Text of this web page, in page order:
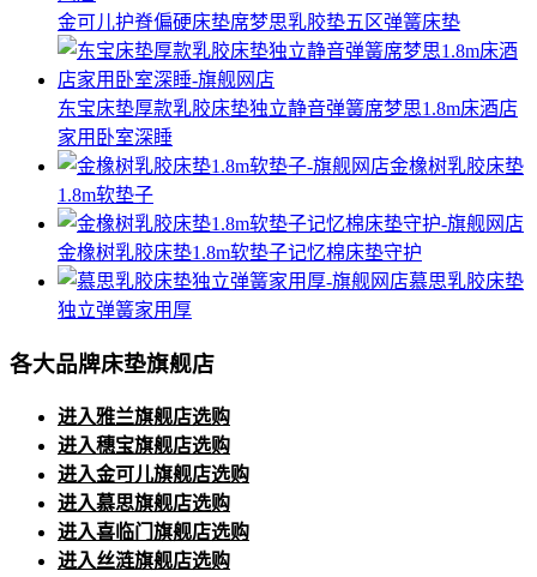
金可儿护脊偏硬床垫席梦思乳胶垫五区弹簧床垫
东宝床垫厚款乳胶床垫独立静音弹簧席梦思1.8m床酒店
家用卧室深睡
金橡树乳胶床垫
1.8m软垫子
金橡树乳胶床垫1.8m软垫子记忆棉床垫守护
慕思乳胶床垫
独立弹簧家用厚
各大品牌床垫旗舰店
进入雅兰旗舰店选购
进入穗宝旗舰店选购
进入金可儿旗舰店选购
进入慕思旗舰店选购
进入喜临门旗舰店选购
进入丝涟旗舰店选购